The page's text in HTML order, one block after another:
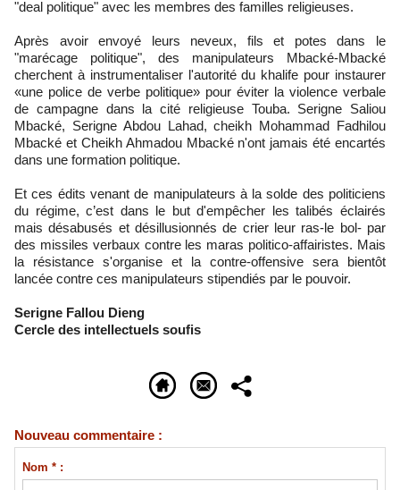
"deal politique" avec les membres des familles religieuses.
Après avoir envoyé leurs neveux, fils et potes dans le
"marécage politique", des manipulateurs Mbacké-Mbacké
cherchent à instrumentaliser l'autorité du khalife pour instaurer
«une police de verbe politique» pour éviter la violence verbale
de campagne dans la cité religieuse Touba. Serigne Saliou
Mbacké, Serigne Abdou Lahad, cheikh Mohammad Fadhilou
Mbacké et Cheikh Ahmadou Mbacké n'ont jamais été encartés
dans une formation politique.
Et ces édits venant de manipulateurs à la solde des politiciens
du régime, c’est dans le but d'empêcher les talibés éclairés
mais désabusés et désillusionnés de crier leur ras-le bol- par
des missiles verbaux contre les maras politico-affairistes. Mais
la résistance s'organise et la contre-offensive sera bientôt
lancée contre ces manipulateurs stipendiés par le pouvoir.
Serigne Fallou Dieng
Cercle des intellectuels soufis
Nouveau commentaire :
Nom * :